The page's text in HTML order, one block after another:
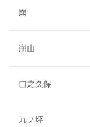
崩
崩山
口之久保
九ノ坪